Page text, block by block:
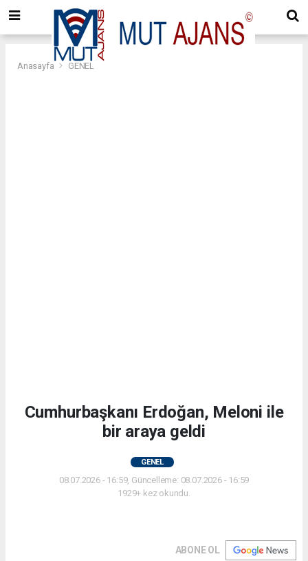
Anasayfa GENEL
Cumhurbaşkanı Erdoğan, Meloni ile
bir araya geldi
GENEL
08.07.2026 - 16:59, Güncelleme: 08.07.2026 - 16:59
1929+ kez okundu.
ABONE OL